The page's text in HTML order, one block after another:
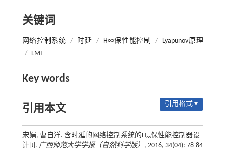
关键词
网络控制系统 / 时延 / H∞保性能控制 /
Lyapunov原理
/
LMI
Key words
引用本文 引用格式 ▾
宋娟, 曹自洋. 含时延的网络控制系统的H∞保性能控制器设
计[J]. 广西师范大学学报（自然科学版） , 2016, 34(04): 78-84